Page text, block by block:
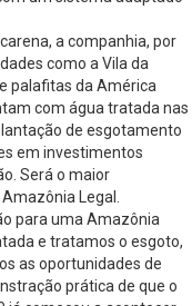
a companhia, por
como a Vila da
palafitas da América
com água tratada nas
de esgotamento
em investimentos
Será o maior
Legal.
para uma Amazônia
e tratamos o esgoto,
as oportunidades de
prática de que o